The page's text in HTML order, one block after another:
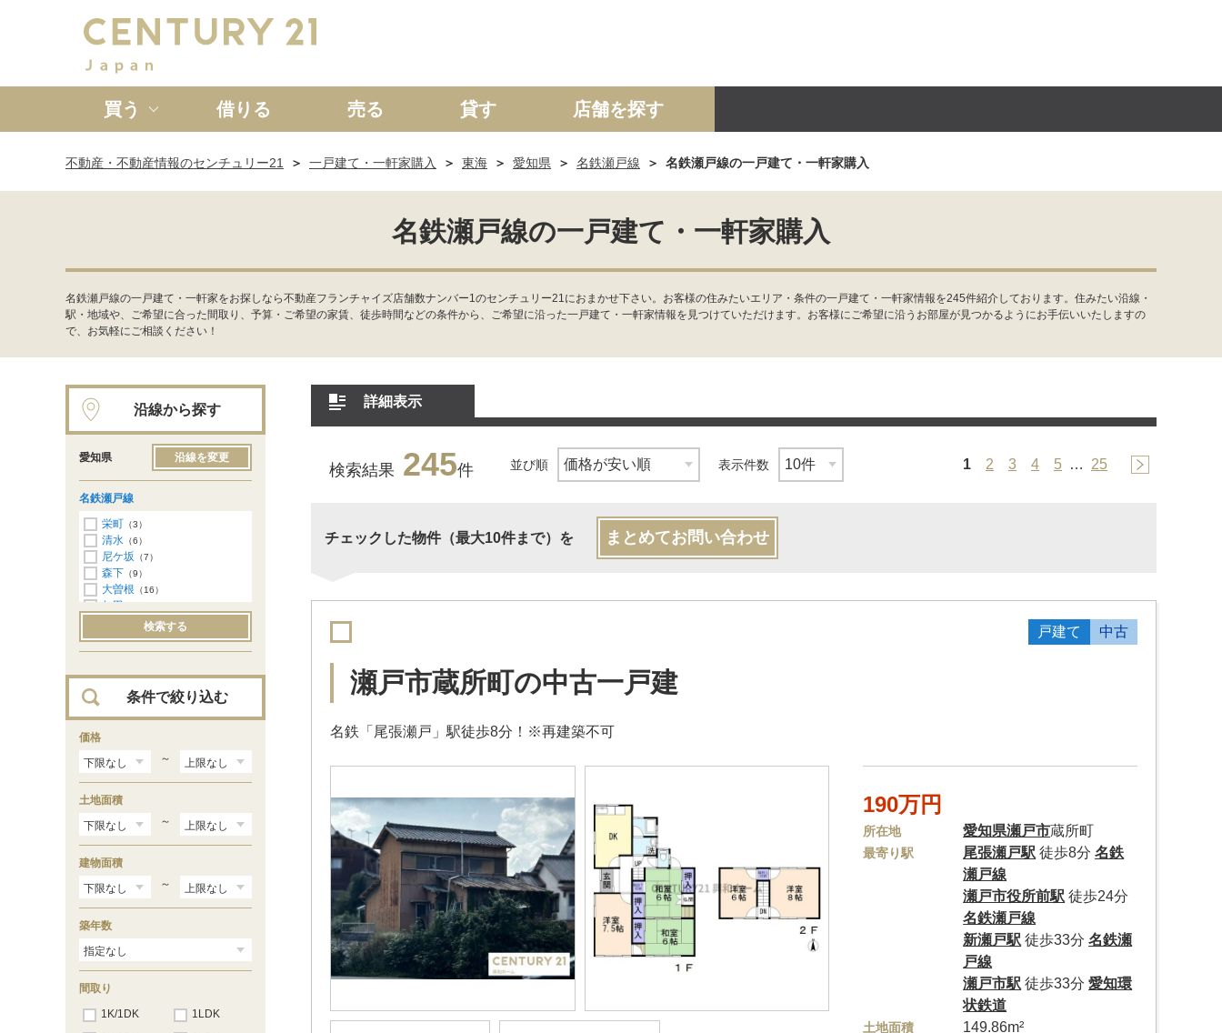
買う
新築一戸建て 中古一戸建て マンション 土地 事業投資用
借りる 売る 貸す 店舗を探す
不動産・不動産情報のセンチュリー21 一戸建て・一軒家購入 東海 愛知県 名鉄瀬戸線 名鉄瀬戸線の一戸建て・一軒家購入
名鉄瀬戸線の一戸建て・一軒家購入
名鉄瀬戸線の一戸建て・一軒家をお探しなら不動産フランチャイズ店舗数ナンバー1のセンチュリー21におまかせ下さい。お客様の住みたいエリア・条件の一戸建て・一軒家情報を245件紹介しております。住みたい沿線・
駅・地域や、ご希望に合った間取り、予算・ご希望の家賃、徒歩時間などの条件から、ご希望に沿った一戸建て・一軒家情報を見つけていただけます。お客様にご希望に沿うお部屋が見つかるようにお手伝いいたしますの
で、お気軽にご相談ください！
詳細表示
検索結果 245件 並び順 表示件数 1 2 3 4 5 … 25
チェックした物件（最大10件まで）を まとめてお問い合わせ
戸建て 中古
瀬戸市蔵所町の中古一戸建
名鉄「尾張瀬戸」駅徒歩8分！※再建築不可
190万円
所在地 愛知県瀬戸市蔵所町
最寄り駅 尾張瀬戸駅 徒歩8分名鉄
瀬戸線
瀬戸市役所前駅 徒歩24分
名鉄瀬戸線
新瀬戸駅 徒歩33分名鉄瀬
戸線
瀬戸市駅 徒歩33分愛知環
状鉄道
土地面積 149.86m²
沿線から探す
愛知県 沿線を変更
名鉄瀬戸線
栄町 （3）
清水 （6）
尼ケ坂 （7）
森下 （9）
大曽根 （16）
矢田
守山自衛隊前（7）
瓢箪山（8）
小幡（15）
大森・金城学院前 （31）
（24）
旭前（35）
三郷（31）
水野（21）
新瀬戸（13）
瀬戸市役所前
尾張瀬戸 （49）
検索する
条件で絞り込む
価格
～
土地面積
～
建物面積
～
築年数
間取り
1K/1DK
1LDK